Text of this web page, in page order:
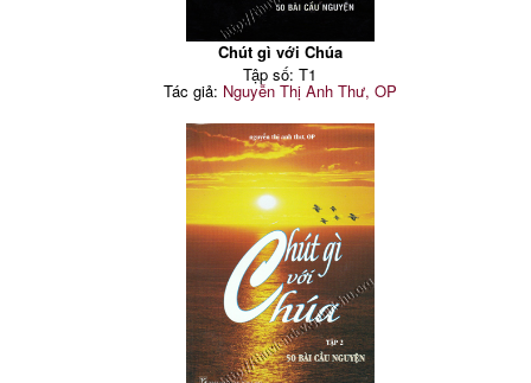
Chút gì với Chúa
Tập số: T1
Tác giả: Nguyễn Thị Anh Thư, OP